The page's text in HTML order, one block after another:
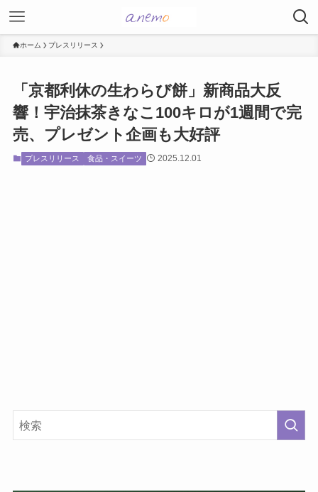
ホーム プレスリリース
「京都利休の生わらび餅」新商品大反
響！宇治抹茶きなこ100キロが1週間で完
売、プレゼント企画も大好評
プレスリリース 食品・スイーツ 2025.12.01